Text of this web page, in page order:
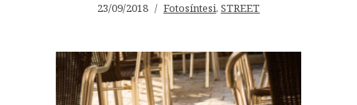
23/09/2018 Fotosíntesi, STREET